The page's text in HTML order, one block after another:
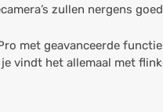
zullen nergens
met geavanceerde
vindt het allemaal met